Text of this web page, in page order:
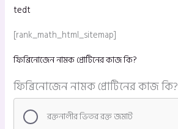
tedt
[rank_math_html_sitemap]
ফিব্রিনোজেন নামক প্রোটিনের কাজ কি?
ফিব্রিনোজেন নামক প্রোটিনের কাজ কি?
রক্তনালীর ভিতর রক্ত জমাট